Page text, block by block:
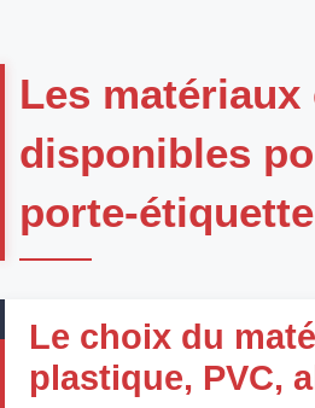
Les
disponibles
porte-
Le choix du
plastique, PVC,